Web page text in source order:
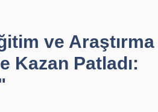
ve Araştırma
Kazan Patladı: